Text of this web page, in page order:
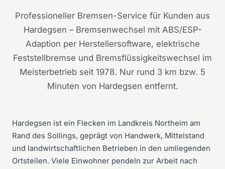
Professioneller Bremsen-Service für Kunden aus
Hardegsen – Bremsenwechsel mit ABS/ESP-
Adaption per Herstellersoftware, elektrische
Feststellbremse und Bremsflüssigkeitswechsel im
Meisterbetrieb seit 1978. Nur rund 3 km bzw. 5
Minuten von Hardegsen entfernt.
Hardegsen ist ein Flecken im Landkreis Northeim am
Rand des Sollings, geprägt von Handwerk, Mittelstand
und landwirtschaftlichen Betrieben in den umliegenden
Ortsteilen. Viele Einwohner pendeln zur Arbeit nach